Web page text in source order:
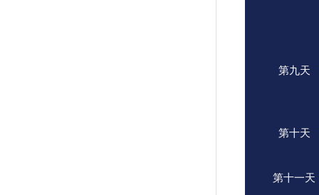
第九天
第十天
第十一天